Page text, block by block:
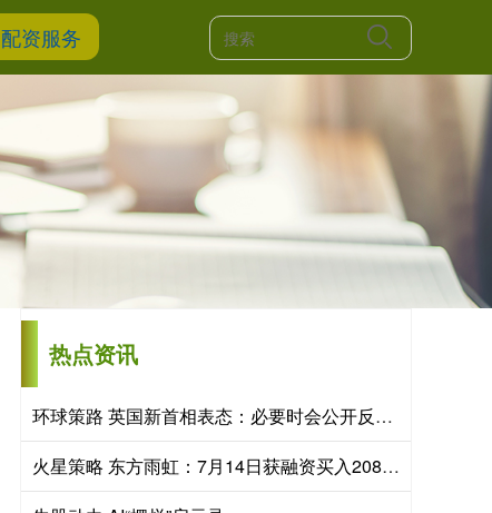
配资服务
热点资讯
环球策路 英国新首相表态：必要时会公开反驳特朗普
火星策略 东方雨虹：7月14日获融资买入2082.98万元，融资余额连续3天增加，市场人气旺盛属强势市场